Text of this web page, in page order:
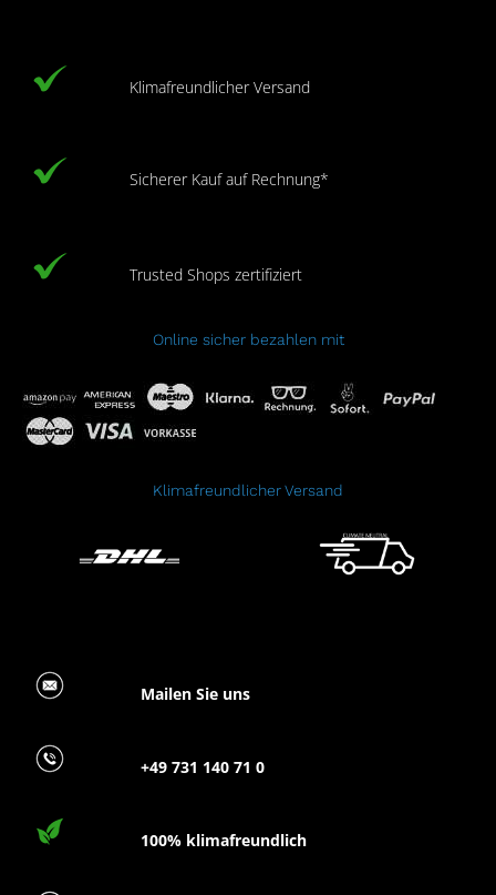
Klimafreundlicher Versand
Sicherer Kauf auf Rechnung*
Trusted Shops zertifiziert
Online sicher bezahlen mit
Klimafreundlicher Versand
Mailen Sie uns
+49 731 140 71 0
100% klimafreundlich